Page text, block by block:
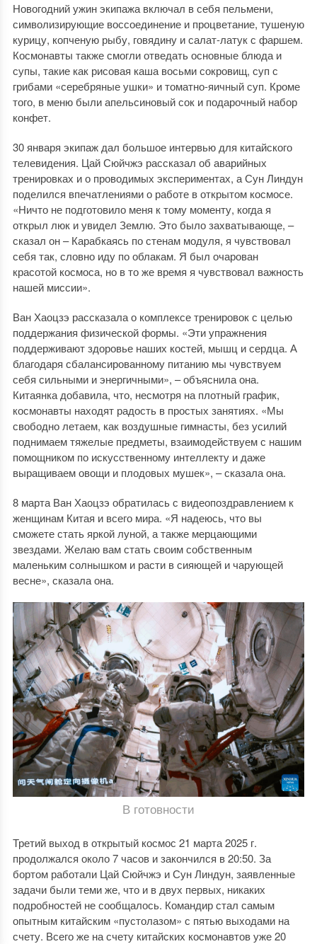
Новогодний ужин экипажа включал в себя пельмени,
символизирующие воссоединение и процветание, тушеную
курицу, копченую рыбу, говядину и салат-латук с фаршем.
Космонавты также смогли отведать основные блюда и
супы, такие как рисовая каша восьми сокровищ, суп с
грибами «серебряные ушки» и томатно-яичный суп. Кроме
того, в меню были апельсиновый сок и подарочный набор
конфет.
30 января экипаж дал большое интервью для китайского
телевидения. Цай Сюйчжэ рассказал об аварийных
тренировках и о проводимых экспериментах, а Сун Линдун
поделился впечатлениями о работе в открытом космосе.
«Ничто не подготовило меня к тому моменту, когда я
открыл люк и увидел Землю. Это было захватывающе, –
сказал он – Карабкаясь по стенам модуля, я чувствовал
себя так, словно иду по облакам. Я был очарован
красотой космоса, но в то же время я чувствовал важность
нашей миссии».
Ван Хаоцзэ рассказала о комплексе тренировок с целью
поддержания физической формы. «Эти упражнения
поддерживают здоровье наших костей, мышц и сердца. А
благодаря сбалансированному питанию мы чувствуем
себя сильными и энергичными», – объяснила она.
Китаянка добавила, что, несмотря на плотный график,
космонавты находят радость в простых занятиях. «Мы
свободно летаем, как воздушные гимнасты, без усилий
поднимаем тяжелые предметы, взаимодействуем с нашим
помощником по искусственному интеллекту и даже
выращиваем овощи и плодовых мушек», – сказала она.
8 марта Ван Хаоцзэ обратилась с видеопоздравлением к
женщинам Китая и всего мира. «Я надеюсь, что вы
сможете стать яркой луной, а также мерцающими
звездами. Желаю вам стать своим собственным
маленьким солнышком и расти в сияющей и чарующей
весне», сказала она.
В готовности
Третий выход в открытый космос 21 марта 2025 г.
продолжался около 7 часов и закончился в 20:50. За
бортом работали Цай Сюйчжэ и Сун Линдун, заявленные
задачи были теми же, что и в двух первых, никаких
подробностей не сообщалось. Командир стал самым
опытным китайским «пустолазом» с пятью выходами на
счету. Всего же на счету китайских космонавтов уже 20